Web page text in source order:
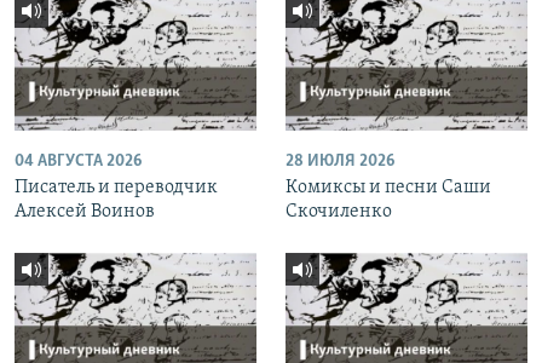
04 АВГУСТА 2026
Писатель и переводчик
Алексей Воинов
28 ИЮЛЯ 2026
Комиксы и песни Саши
Скочиленко